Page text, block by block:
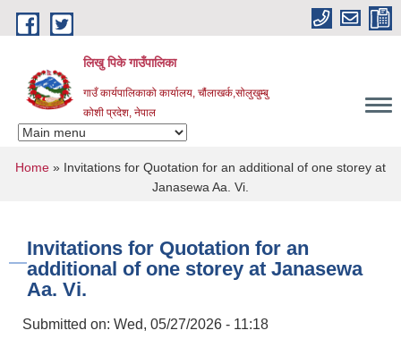
Skip to main content
लिखु पिके गाउँपालिका
गाउँ कार्यपालिकाको कार्यालय, चौंलाखर्क,सोलुखुम्बु
कोशी प्रदेश, नेपाल
You are here
Home » Invitations for Quotation for an additional of one storey at
Janasewa Aa. Vi.
Invitations for Quotation for an
additional of one storey at Janasewa
Aa. Vi.
Submitted on: Wed, 05/27/2026 - 11:18